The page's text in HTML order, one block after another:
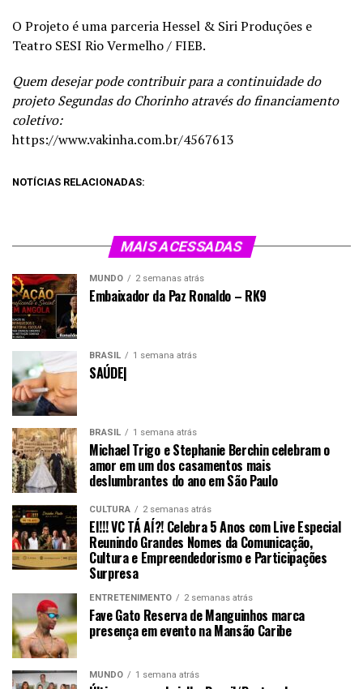
O Projeto é uma parceria Hessel & Siri Produções e
Teatro SESI Rio Vermelho / FIEB.
Quem desejar pode contribuir para a continuidade do
projeto Segundas do Chorinho através do financiamento
coletivo:
https://www.vakinha.com.br/4567613
NOTÍCIAS RELACIONADAS:
MAIS ACESSADAS
MUNDO 2 semanas atrás
Embaixador da Paz Ronaldo – RK9
BRASIL 1 semana atrás
SAÚDE|
BRASIL 1 semana atrás
Michael Trigo e Stephanie Berchin celebram o
amor em um dos casamentos mais
deslumbrantes do ano em São Paulo
CULTURA 2 semanas atrás
EI!!! VC TÁ AÍ?! Celebra 5 Anos com Live Especial
Reunindo Grandes Nomes da Comunicação,
Cultura e Empreendedorismo e Participações
Surpresa
ENTRETENIMENTO 2 semanas atrás
Fave Gato Reserva de Manguinhos marca
presença em evento na Mansão Caribe
MUNDO 1 semana atrás